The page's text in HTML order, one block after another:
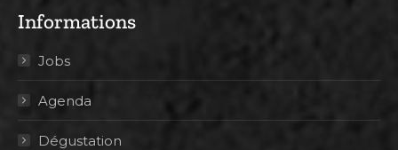
Informations
Jobs
Agenda
Dégustation